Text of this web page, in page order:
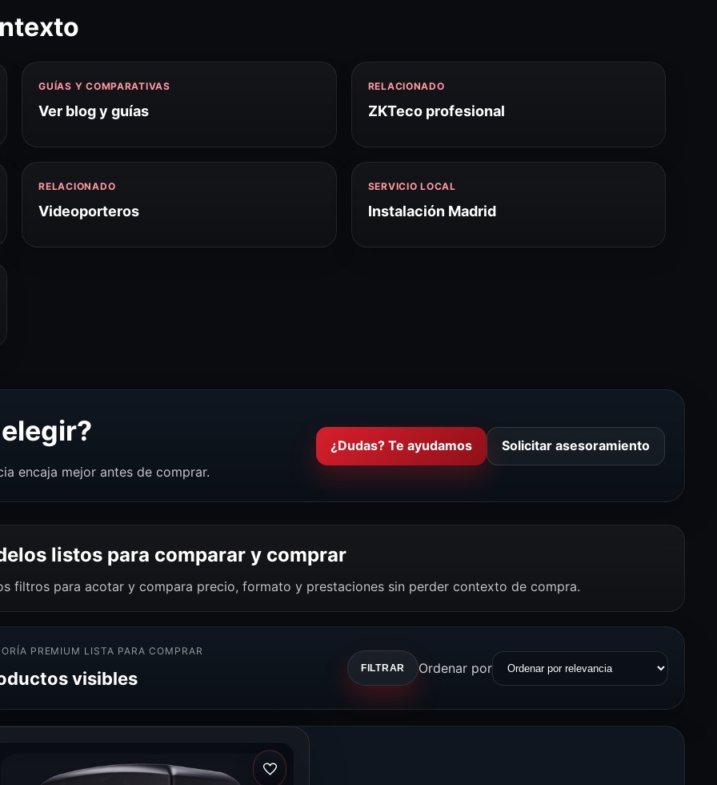
GUÍAS Y COMPARATIVAS
Ver blog y guías
RELACIONADO
ZKTeco profesional
RELACIONADO
Videoporteros
SERVICIO LOCAL
Instalación Madrid
encaja mejor antes de comprar.
¿Dudas? Te ayudamos Solicitar asesoramiento
listos para comparar y comprar
filtros para acotar y compara precio, formato y prestaciones sin perder contexto de compra.
PREMIUM LISTA PARA COMPRAR
visibles FILTRAR Ordenar por